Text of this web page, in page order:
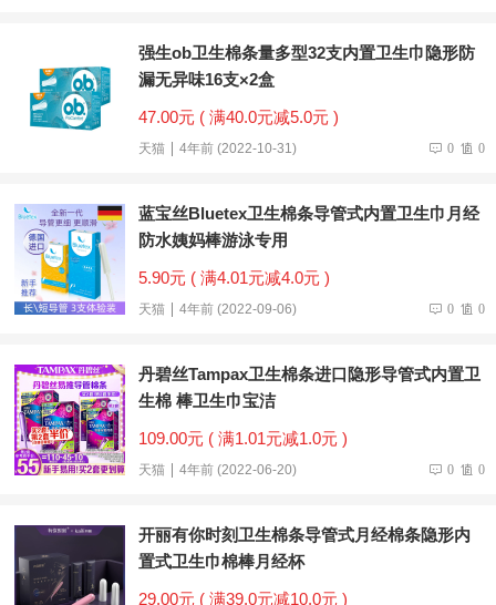
强生ob卫生棉条量多型32支内置卫生巾隐形防
漏无异味16支×2盒
47.00元 ( 满40.0元减5.0元 )
天猫 4年前 (2022-10-31) 0 0
蓝宝丝Bluetex卫生棉条导管式内置卫生巾月经
防水姨妈棒游泳专用
5.90元 ( 满4.01元减4.0元 )
天猫 4年前 (2022-09-06) 0 0
丹碧丝Tampax卫生棉条进口隐形导管式内置卫
生棉 棒卫生巾宝洁
109.00元 ( 满1.01元减1.0元 )
天猫 4年前 (2022-06-20) 0 0
开丽有你时刻卫生棉条导管式月经棉条隐形内
置式卫生巾棉棒月经杯
29.00元 ( 满39.0元减10.0元 )